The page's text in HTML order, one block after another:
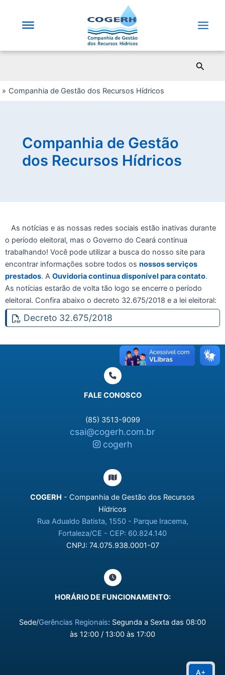
Companhia de Gestão dos Recursos Hídricos
Companhia de Gestão
dos Recursos Hídricos
As notícias e as nossas redes sociais estão inativas durante
o período eleitoral, mas o Governo do Ceará continua
trabalhando! Você pode utilizar a busca do nosso site para
encontrar informações sobre todos os nossos serviços
prestados. A Ouvidoria continua disponível para contato.
As notícias estarão de volta tão logo se encerre o período
eleitoral. Confira abaixo o decreto 32.675/2018 e a lei eleitoral:
Decreto 32.675/2018
FALE CONOSCO
(85) 3513-9099
csai@cogerh.com.br
cogerh
COGERH - Companhia de Gestão dos Recursos
Hídricos
Rua Adualdo Batista, 1550 - Parque Iracema,
Fortaleza/CE - CEP: 60.824.140
CNPJ: 74.075.938.0001-07
HORÁRIO DE FUNCIONAMENTO:
Sede/Gerências Regionais: Segunda a Sexta das 08:00
às 12:00 / 13:00 às 17:00
A+